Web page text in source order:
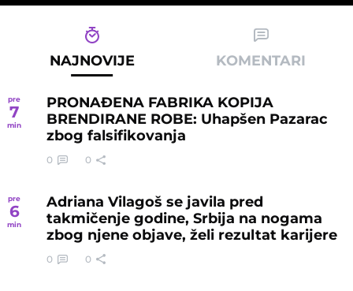
NAJNOVIJE KOMENTARI
pre
7
min
PRONAĐENA FABRIKA KOPIJA
BRENDIRANE ROBE: Uhapšen Pazarac
zbog falsifikovanja
0 0
pre
6
min
Adriana Vilagoš se javila pred
takmičenje godine, Srbija na nogama
zbog njene objave, želi rezultat karijere
0 0